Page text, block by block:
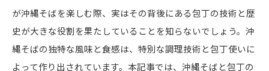
が沖縄そばを楽しむ際、実はその背後にある包丁の技術と歴
史が大きな役割を果たしていることを知らないでしょう。沖
縄そばの独特な風味と食感は、特別な調理技術と包丁使いに
よって作り出されています。本記事では、沖縄そばと包丁の